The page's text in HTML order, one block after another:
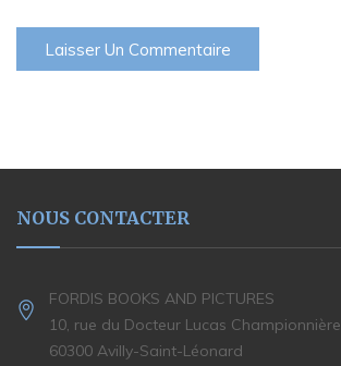
NOUS CONTACTER
FORDIS BOOKS AND PICTURES
10, rue du Docteur Lucas Championnière
60300 Avilly-Saint-Léonard